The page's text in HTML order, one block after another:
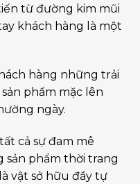
từ đường kim mũi
khách hàng là một
hàng những trải
phẩm mặc lên
ngày.
cả sự đam mê
sản phẩm thời trang
vật sở hữu đầy tự